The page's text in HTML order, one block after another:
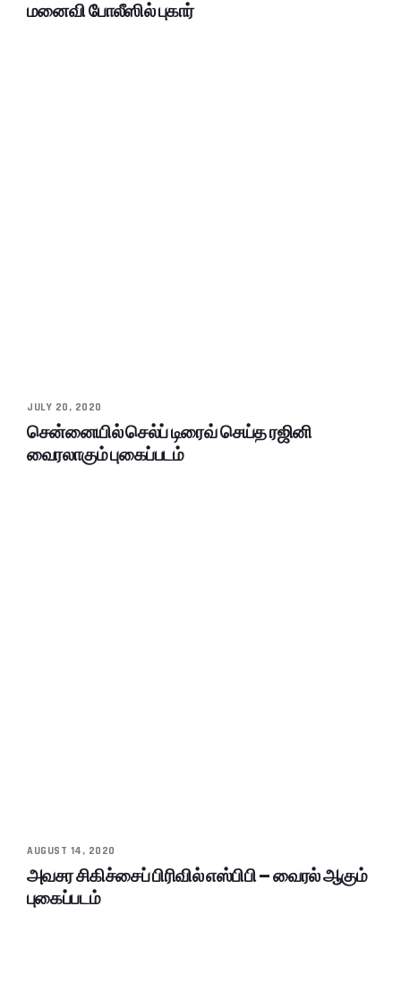
மனைவி போலீஸில் புகார்
JULY 20, 2020
சென்னையில் செல்ப் டிரைவ் செய்த ரஜினி
வைரலாகும் புகைப்படம்
AUGUST 14, 2020
அவசர சிகிச்சைப் பிரிவில் எஸ்பிபி – வைரல் ஆகும்
புகைப்படம்